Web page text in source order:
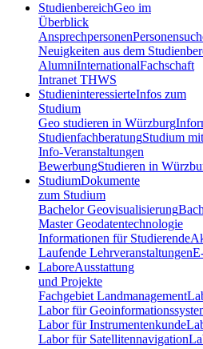
StudienbereichGeo im
Überblick
Ansprechpersonen
Neuigkeiten aus dem
AlumniInternationalFachschaft
Intranet THWS
StudieninteressierteInfos zum
Studium
Geo studieren in Würzburg
StudienfachberatungStudium
Info-Veranstaltungen
BewerbungStudieren in
StudiumDokumente
zum Studium
Bachelor Geovisualisierung
Master Geodatentechnologie
Informationen für Studierende
Laufende Lehrveranstaltungen
LaboreAusstattung
und Projekte
Fachgebiet Landmanagement
Labor für
Labor für Instrumentenkunde
Labor für Satellitennavigation